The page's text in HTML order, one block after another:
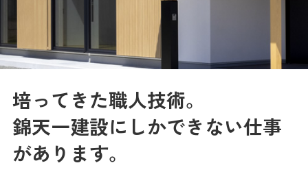
培ってきた職人技術。
錦天一建設にしかできない仕事
があります。